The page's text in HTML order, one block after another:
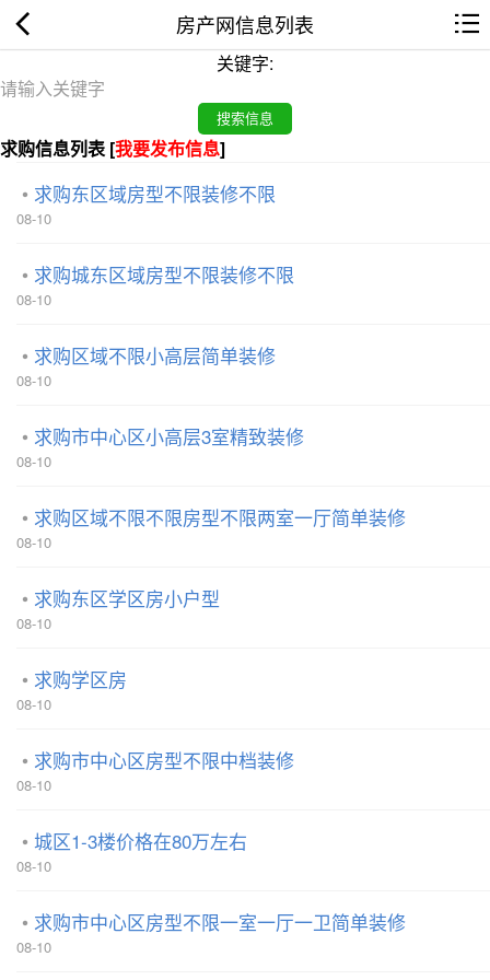
房产网信息列表
关键字:
求购信息列表 [我要发布信息]
求购东区域房型不限装修不限
08-10
求购城东区域房型不限装修不限
08-10
求购区域不限小高层简单装修
08-10
求购市中心区小高层3室精致装修
08-10
求购区域不限不限房型不限两室一厅简单装修
08-10
求购东区学区房小户型
08-10
求购学区房
08-10
求购市中心区房型不限中档装修
08-10
城区1-3楼价格在80万左右
08-10
求购市中心区房型不限一室一厅一卫简单装修
08-10